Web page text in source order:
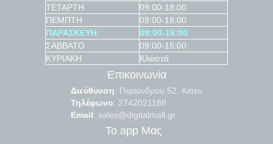
ΤΕΤΑΡΤΗ
09:00-18:00
ΠΕΜΠΤΗ
09:00-18:00
ΠΑΡΑΣΚΕΥΗ
09:00-18:00
ΣΑΒΒΑΤΟ
09:00-15:00
ΚΥΡΙΑΚΗ
Κλειστά
Επικοινωνία
Διεύθυνση: Περίανδρου 52, Κιάτο
Τηλέφωνο: 2742021188
Email: sales@digitalmall.gr
Το app Μας